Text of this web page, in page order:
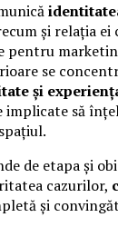
și relația
pentru
se
și
să
de etapa și
cazurilor,
și